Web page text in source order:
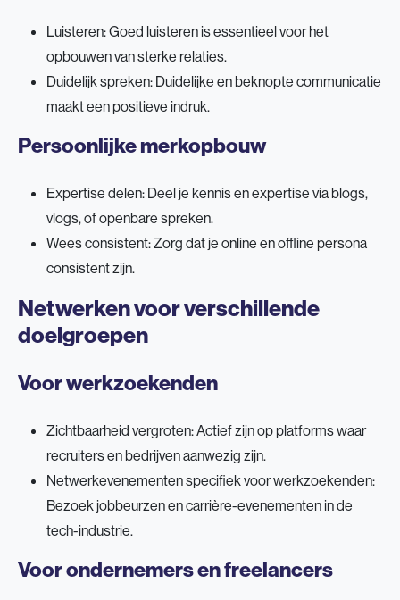
Luisteren: Goed luisteren is essentieel voor het
opbouwen van sterke relaties.
Duidelijk spreken: Duidelijke en beknopte communicatie
maakt een positieve indruk.
Persoonlijke merkopbouw
Expertise delen: Deel je kennis en expertise via blogs,
vlogs, of openbare spreken.
Wees consistent: Zorg dat je online en offline persona
consistent zijn.
Netwerken voor verschillende
doelgroepen
Voor werkzoekenden
Zichtbaarheid vergroten: Actief zijn op platforms waar
recruiters en bedrijven aanwezig zijn.
Netwerkevenementen specifiek voor werkzoekenden:
Bezoek jobbeurzen en carrière-evenementen in de
tech-industrie.
Voor ondernemers en freelancers